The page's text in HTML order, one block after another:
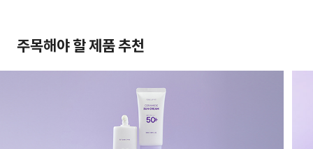
주목해야 할 제품 추천